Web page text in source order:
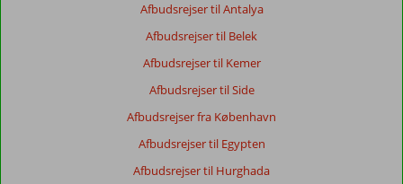
Afbudsrejser til Antalya
Afbudsrejser til Belek
Afbudsrejser til Kemer
Afbudsrejser til Side
Afbudsrejser fra København
Afbudsrejser til Egypten
Afbudsrejser til Hurghada